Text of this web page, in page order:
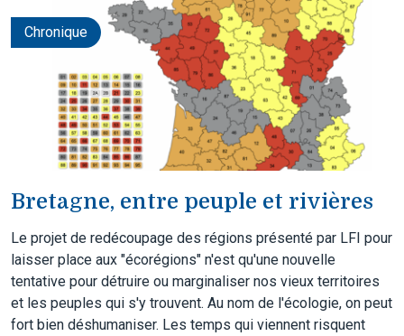
Chronique
Bretagne, entre peuple et rivières
Le projet de redécoupage des régions présenté par LFI pour
laisser place aux "écorégions" n'est qu'une nouvelle
tentative pour détruire ou marginaliser nos vieux territoires
et les peuples qui s'y trouvent. Au nom de l'écologie, on peut
fort bien déshumaniser. Les temps qui viennent risquent